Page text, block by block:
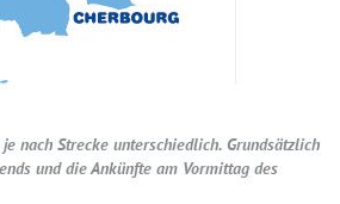
nach Strecke unterschiedlich. Grundsätzlich
und die Ankünfte am Vormittag des